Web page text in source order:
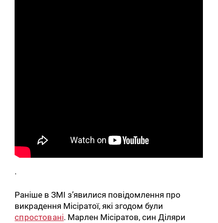
.
Раніше в ЗМІ з’явилися повідомлення про
викрадення Місіратої, які згодом були
спростовані. Марлен Місіратов, син Діляри